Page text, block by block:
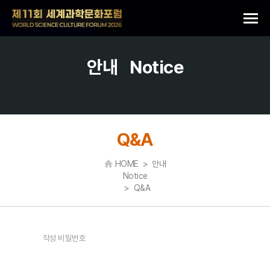
안내 Notice
Q&A
HOME > 안내
Notice
> Q&A